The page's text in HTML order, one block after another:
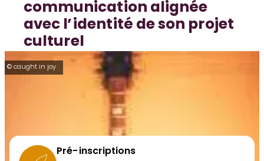
communication alignée
avec l’identité de son projet
culturel
© caught in joy
Pré-inscriptions